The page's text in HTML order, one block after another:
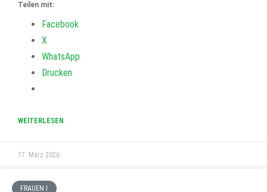
Teilen mit:
Facebook
X
WhatsApp
Drucken
WEITERLESEN
17. März 2026
FRAUEN I